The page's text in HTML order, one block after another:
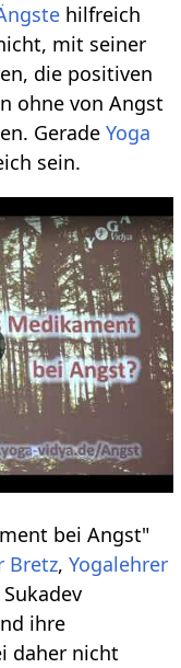
hilfreich
mit seiner
die positiven
ohne von Angst
GeradeYoga
sein.
bei Angst"
Bretz,Yogalehrer
Sukadev
ihre
daher nicht